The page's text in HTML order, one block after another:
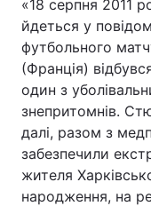
«18 серпня 2011
йдеться у
футбольного
(Франція)
один з
знепритомнів.
далі, разом з
забезпечили
жителя
народження, на